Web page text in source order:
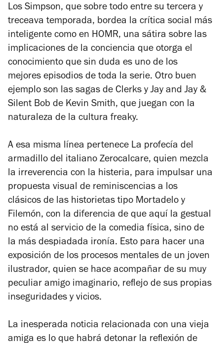
Los Simpson, que sobre todo entre su tercera y
treceava temporada, bordea la crítica social más
inteligente como en HOMR, una sátira sobre las
implicaciones de la conciencia que otorga el
conocimiento que sin duda es uno de los
mejores episodios de toda la serie. Otro buen
ejemplo son las sagas de Clerks y Jay and Jay &
Silent Bob de Kevin Smith, que juegan con la
naturaleza de la cultura freaky.
A esa misma línea pertenece La profecía del
armadillo del italiano Zerocalcare, quien mezcla
la irreverencia con la histeria, para impulsar una
propuesta visual de reminiscencias a los
clásicos de las historietas tipo Mortadelo y
Filemón, con la diferencia de que aquí la gestual
no está al servicio de la comedia física, sino de
la más despiadada ironía. Esto para hacer una
exposición de los procesos mentales de un joven
ilustrador, quien se hace acompañar de su muy
peculiar amigo imaginario, reflejo de sus propias
inseguridades y vicios.
La inesperada noticia relacionada con una vieja
amiga es lo que habrá detonar la reflexión de